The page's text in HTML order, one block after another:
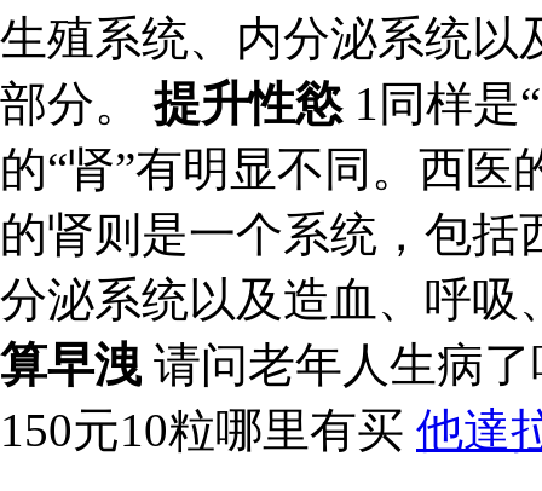
生殖系统、内分泌系统以
部分。提升性慾1同样是
的“肾”有明显不同。西
的肾则是一个系统，包
分泌系统以及造血、呼
算早洩 请问老年人生病
150元10粒哪里有买 他達